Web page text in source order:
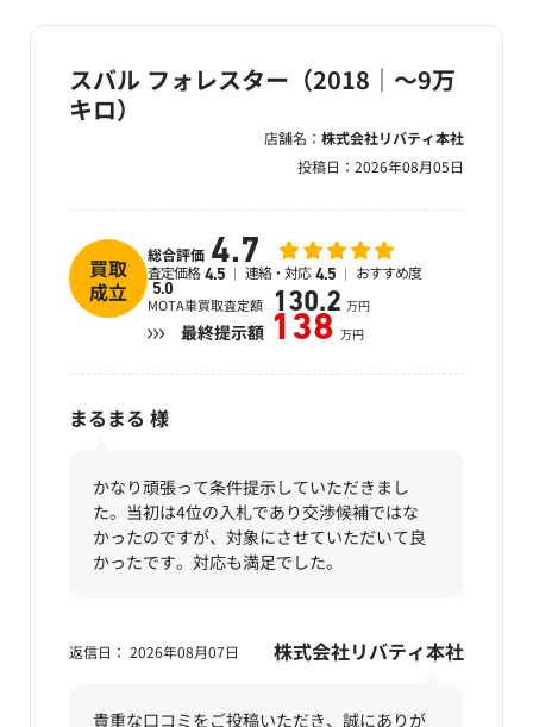
スバル フォレスター（2018｜～9万
キロ）
店舗名： 株式会社リバティ本社
投稿日： 2026年08月05日
買取
成立
総合評価 4.7
査定価格 4.5 連絡・対応 4.5 おすすめ度
5.0
MOTA車買取査定額 130.2 万円
最終提示額 138 万円
まるまる 様
かなり頑張って条件提示していただきまし
た。当初は4位の入札であり交渉候補ではな
かったのですが、対象にさせていただいて良
かったです。対応も満足でした。
貴重な口コミをご投稿いただき、誠にありが
株式会社リバティ本社
返信日： 2026年08月07日